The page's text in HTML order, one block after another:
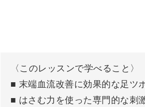
継続しやすい5分の習慣
どんなに効果的な方法でも、続か
〈このレッスンで学べること〉
■ 末端血流改善に効果的な足ツ
■ はさむ力を使った専門的な刺